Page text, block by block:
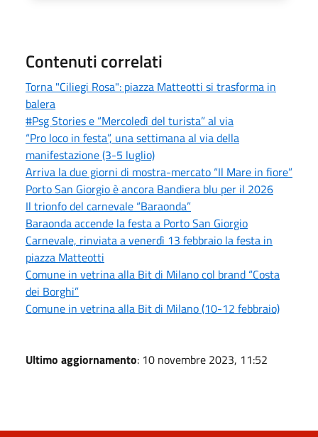
Contenuti correlati
Torna "Ciliegi Rosa": piazza Matteotti si trasforma in
balera
#Psg Stories e “Mercoledì del turista” al via
“Pro loco in festa”, una settimana al via della
manifestazione (3-5 luglio)
Arriva la due giorni di mostra-mercato “Il Mare in fiore”
Porto San Giorgio è ancora Bandiera blu per il 2026
Il trionfo del carnevale “Baraonda”
Baraonda accende la festa a Porto San Giorgio
Carnevale, rinviata a venerdì 13 febbraio la festa in
piazza Matteotti
Comune in vetrina alla Bit di Milano col brand “Costa
dei Borghi”
Comune in vetrina alla Bit di Milano (10-12 febbraio)
Ultimo aggiornamento: 10 novembre 2023, 11:52